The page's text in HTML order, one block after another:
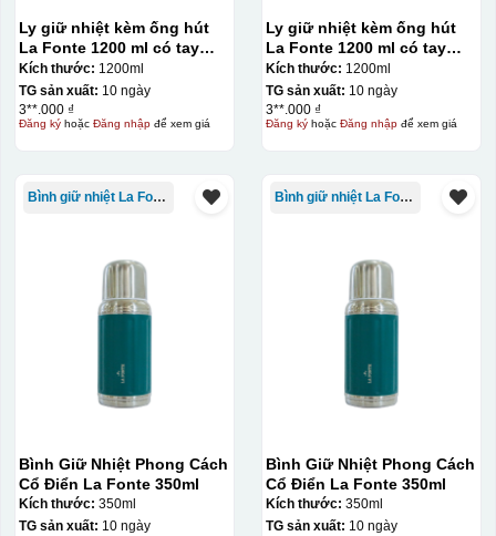
Ly giữ nhiệt kèm ống hút
La Fonte 1200 ml có tay
cầm – 012317
Kích thước: 1200ml
TG sản xuất: 10 ngày
3**.000 ₫
Đăng kýhoặc Đăng nhậpđể xem giá
Ly giữ nhiệt kèm ống hút
La Fonte 1200 ml có tay
cầm – 012317
Kích thước: 1200ml
TG sản xuất: 10 ngày
3**.000 ₫
Đăng kýhoặc Đăng nhậpđể xem giá
Bình giữ nhiệt La Fonte
Bình Giữ Nhiệt Phong Cách
Cổ Điển La Fonte 350ml
Kích thước: 350ml
TG sản xuất: 10 ngày
Bình giữ nhiệt La Fonte
Bình Giữ Nhiệt Phong Cách
Cổ Điển La Fonte 350ml
Kích thước: 350ml
TG sản xuất: 10 ngày